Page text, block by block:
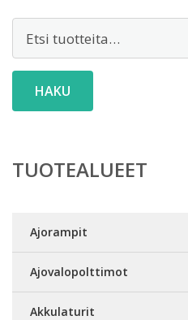
HAKU
TUOTEALUEET
Ajorampit
Ajovalopolttimot
Akkulaturit